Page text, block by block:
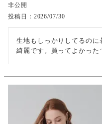
非公開
投稿日
2026/07/30
生地もしっかりしてるのに
綺麗です。買ってよかった